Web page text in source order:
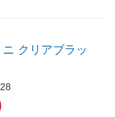
クリアブラッ